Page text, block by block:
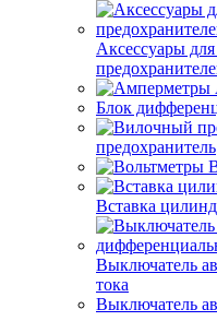
Аксессуары
Блок
предохранитель
Вставка
Выключатель
тока
Выключатель